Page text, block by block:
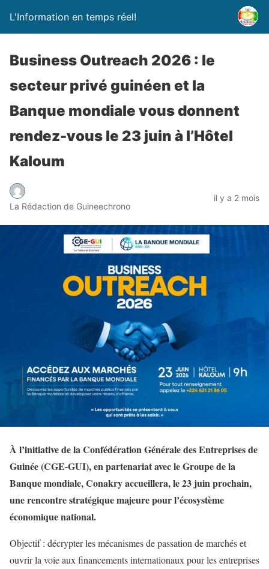
L'Information en temps réel!
Business Outreach 2026 : le
secteur privé guinéen et la
Banque mondiale vous donnent
rendez-vous le 23 juin à l’Hôtel
Kaloum
La Rédaction de Guineechrono
il y a 2 mois
À l’initiative de la Confédération Générale des Entreprises de
Guinée (CGE-GUI), en partenariat avec le Groupe de la
Banque mondiale, Conakry accueillera, le 23 juin prochain,
une rencontre stratégique majeure pour l’écosystème
économique national.
Objectif : décrypter les mécanismes de passation de marchés et
ouvrir la voie aux financements internationaux pour les entreprises